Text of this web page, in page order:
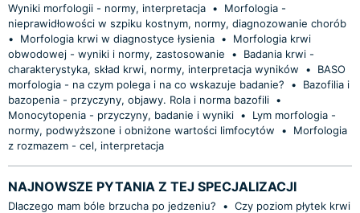
Wyniki morfologii - normy, interpretacja •
Morfologia -
nieprawidłowości w szpiku kostnym, normy, diagnozowanie chorób
•
Morfologia krwi w diagnostyce łysienia •
Morfologia krwi
obwodowej - wyniki i normy, zastosowanie
•
Badania krwi -
charakterystyka, skład krwi, normy, interpretacja wyników
•
BASO
morfologia - na czym polega i na co wskazuje badanie?
•
Bazofilia i
bazopenia - przyczyny, objawy. Rola i norma bazofili •
Monocytopenia - przyczyny, badanie i wyniki •
Lym morfologia -
normy, podwyższone i obniżone wartości limfocytów
•
Morfologia
z rozmazem - cel, interpretacja
NAJNOWSZE PYTANIA Z TEJ SPECJALIZACJI
Dlaczego mam bóle brzucha po jedzeniu? • Czy poziom płytek krwi